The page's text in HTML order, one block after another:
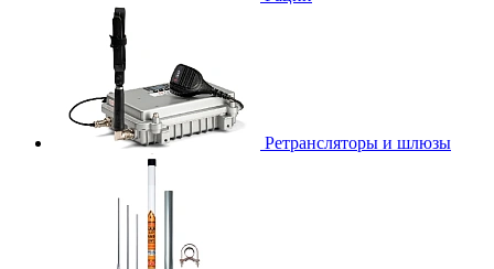
Ретрансляторы и шлюзы